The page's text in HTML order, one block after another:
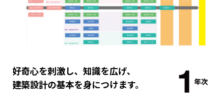
好奇心を刺激し、知識を広げ、
建築設計の基本を身につけます。